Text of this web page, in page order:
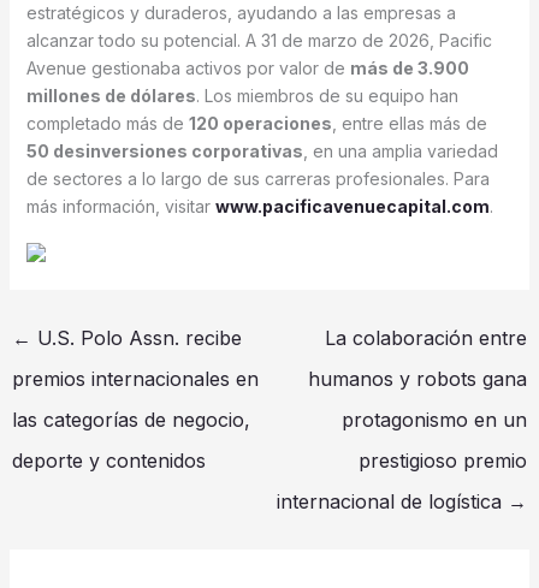
estratégicos y duraderos, ayudando a las empresas a
alcanzar todo su potencial. A 31 de marzo de 2026, Pacific
Avenue gestionaba activos por valor de más de 3.900
millones de dólares. Los miembros de su equipo han
completado más de 120 operaciones , entre ellas más de
50 desinversiones corporativas , en una amplia variedad
de sectores a lo largo de sus carreras profesionales. Para
más información, visitar www.pacificavenuecapital.com.
← U.S. Polo Assn. recibe
premios internacionales en
las categorías de negocio,
deporte y contenidos
La colaboración entre
humanos y robots gana
protagonismo en un
prestigioso premio
internacional de logística →